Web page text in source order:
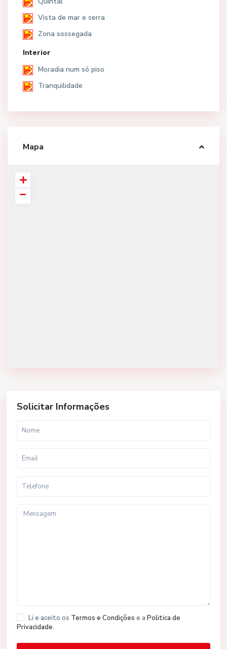
Vista de mar e serra
Zona sossegada
Interior
Moradia num só piso
Tranquilidade
Mapa
Solicitar Informações
Li e aceito os Termos e Condições e a Politica de
Privacidade.